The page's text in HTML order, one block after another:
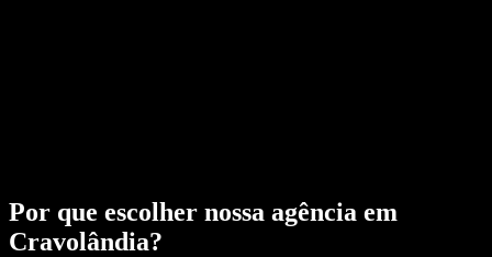
Por que escolher nossa agência em
Cravolândia?